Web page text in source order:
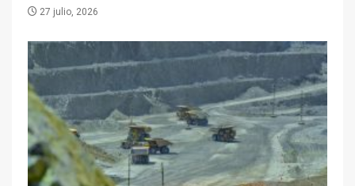
27 julio, 2026